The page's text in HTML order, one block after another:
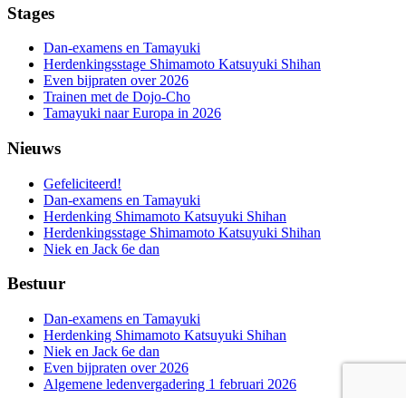
Stages
Dan-examens en Tamayuki
Herdenkingsstage Shimamoto Katsuyuki Shihan
Even bijpraten over 2026
Trainen met de Dojo-Cho
Tamayuki naar Europa in 2026
Nieuws
Gefeliciteerd!
Dan-examens en Tamayuki
Herdenking Shimamoto Katsuyuki Shihan
Herdenkingsstage Shimamoto Katsuyuki Shihan
Niek en Jack 6e dan
Bestuur
Dan-examens en Tamayuki
Herdenking Shimamoto Katsuyuki Shihan
Niek en Jack 6e dan
Even bijpraten over 2026
Algemene ledenvergadering 1 februari 2026